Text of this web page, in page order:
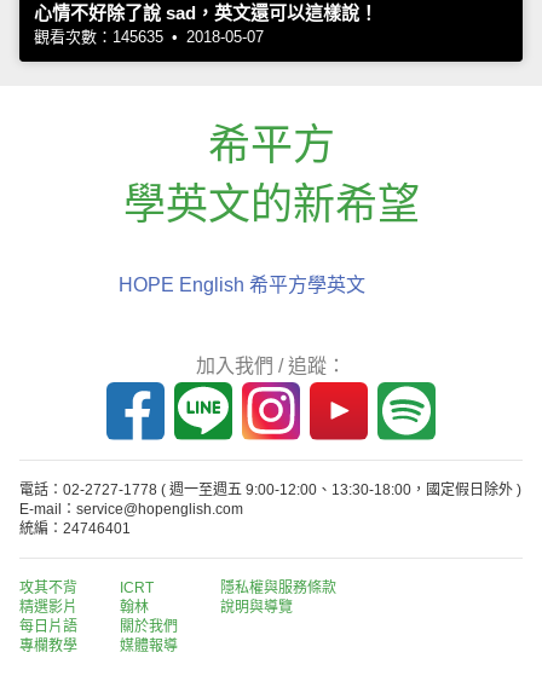
心情不好除了說 sad，英文還可以這樣說！
觀看次數：145635 • 2018-05-07
希平方
學英文的新希望
HOPE English 希平方學英文
加入我們 / 追蹤：
電話：02-2727-1778 ( 週一至週五 9:00-12:00、13:30-18:00，國定假日除外 )
E-mail：service@hopenglish.com
統編：24746401
攻其不背
精選影片
每日片語
專欄教學
ICRT
翰林
關於我們
媒體報導
隱私權與服務條款
說明與導覽